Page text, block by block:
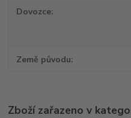
Dovozce
Země původu
Zboží zařazeno v